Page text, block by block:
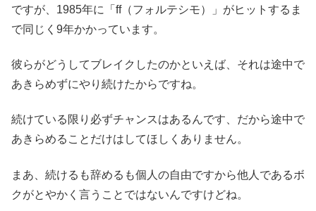
ですが、1985年に「ff（フォルテシモ）」がヒットするま
で同じく9年かかっています。
彼らがどうしてブレイクしたのかといえば、それは途中で
あきらめずにやり続けたからですね。
続けている限り必ずチャンスはあるんです、だから途中で
あきらめることだけはしてほしくありません。
まあ、続けるも辞めるも個人の自由ですから他人であるボ
クがとやかく言うことではないんですけどね。